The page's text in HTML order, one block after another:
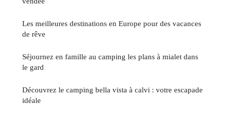
Les meilleures destinations en Europe pour des vacances
de rêve
Séjournez en famille au camping les plans à mialet dans
le gard
Découvrez le camping bella vista à calvi : votre escapade
idéale